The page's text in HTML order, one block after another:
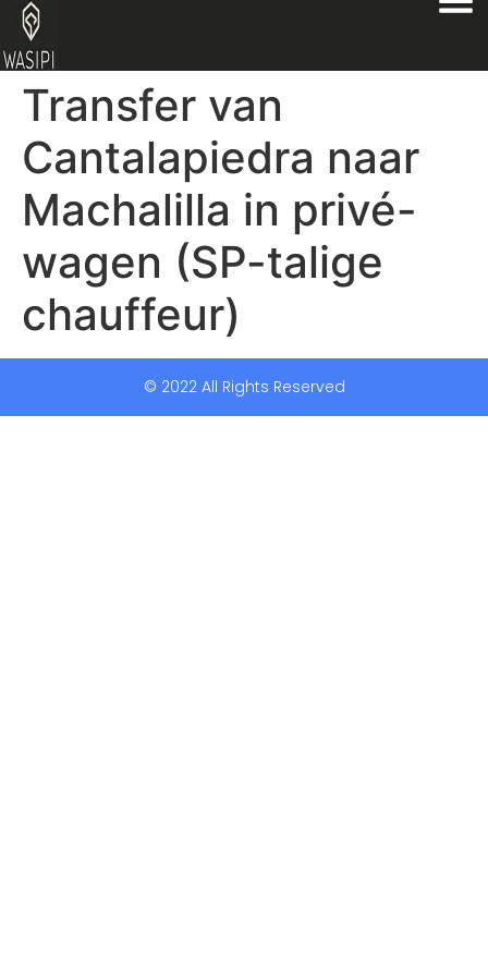
Transfer van
Cantalapiedra naar
Machalilla in privé-
wagen (SP-talige
chauffeur)
© 2022 All Rights Reserved